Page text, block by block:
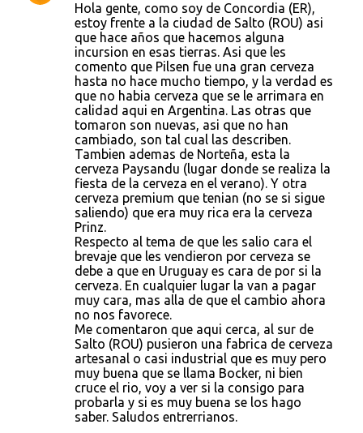
Hola gente, como soy de Concordia (ER),
estoy frente a la ciudad de Salto (ROU) asi
que hace años que hacemos alguna
incursion en esas tierras. Asi que les
comento que Pilsen fue una gran cerveza
hasta no hace mucho tiempo, y la verdad es
que no habia cerveza que se le arrimara en
calidad aqui en Argentina. Las otras que
tomaron son nuevas, asi que no han
cambiado, son tal cual las describen.
Tambien ademas de Norteña, esta la
cerveza Paysandu (lugar donde se realiza la
fiesta de la cerveza en el verano). Y otra
cerveza premium que tenian (no se si sigue
saliendo) que era muy rica era la cerveza
Prinz.
Respecto al tema de que les salio cara el
brevaje que les vendieron por cerveza se
debe a que en Uruguay es cara de por si la
cerveza. En cualquier lugar la van a pagar
muy cara, mas alla de que el cambio ahora
no nos favorece.
Me comentaron que aqui cerca, al sur de
Salto (ROU) pusieron una fabrica de cerveza
artesanal o casi industrial que es muy pero
muy buena que se llama Bocker, ni bien
cruce el rio, voy a ver si la consigo para
probarla y si es muy buena se los hago
saber. Saludos entrerrianos.